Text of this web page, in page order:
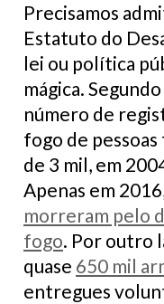
Precisamos
Estatuto do
lei ou política
mágica.
número de
fogo de pessoas
de 3 mil, em
Apenas em
morreram pelo
fogo. Por outro
quase 650 mil
entregues